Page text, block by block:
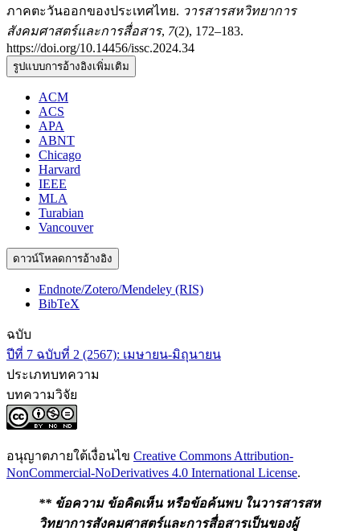
ภาคตะวันออกของประเทศไทย. วารสารสหวิทยาการ
สังคมศาสตร์และการสื่อสาร, 7(2), 172–183.
https://doi.org/10.14456/issc.2024.34
รูปแบบการอ้างอิงเพิ่มเติม
ACM
ACS
APA
ABNT
Chicago
Harvard
IEEE
MLA
Turabian
Vancouver
ดาวน์โหลดการอ้างอิง
Endnote/Zotero/Mendeley (RIS)
BibTeX
ฉบับ
ปีที่ 7 ฉบับที่ 2 (2567): เมษายน-มิถุนายน
ประเภทบทความ
บทความวิจัย
อนุญาตภายใต้เงื่อนไข Creative Commons Attribution-
NonCommercial-NoDerivatives 4.0 International License.
** ข้อความ ข้อคิดเห็น หรือข้อค้นพบ ในวารสารสห
วิทยาการสังคมศาสตร์และการสื่อสารเป็นของผู้